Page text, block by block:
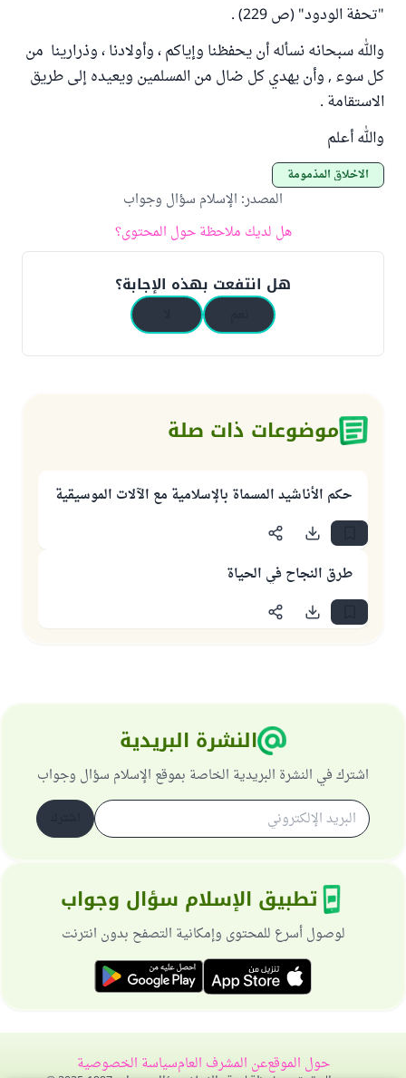
"تحفة الودود" (ص 229) .
والله سبحانه نسأله أن يحفظنا وإياكم ، وأولادنا ، وذرارينا من
كل سوء , وأن يهدي كل ضال من المسلمين ويعيده إلى طريق
الاستقامة .
والله أعلم
الأخلاق المذمومة
المصدر: الإسلام سؤال وجواب
هل لديك ملاحظة حول المحتوى؟
هل انتفعت بهذه الإجابة؟
موضوعات ذات صلة
حكم الأناشيد المسماة بالإسلامية مع الآلات الموسيقية
طرق النجاح في الحياة
النشرة البريدية
اشترك في النشرة البريدية الخاصة بموقع الإسلام سؤال وجواب
تطبيق الإسلام سؤال وجواب
لوصول أسرع للمحتوى وإمكانية التصفح بدون انترنت
حول الموقععن المشرف العامسياسة الخصوصية